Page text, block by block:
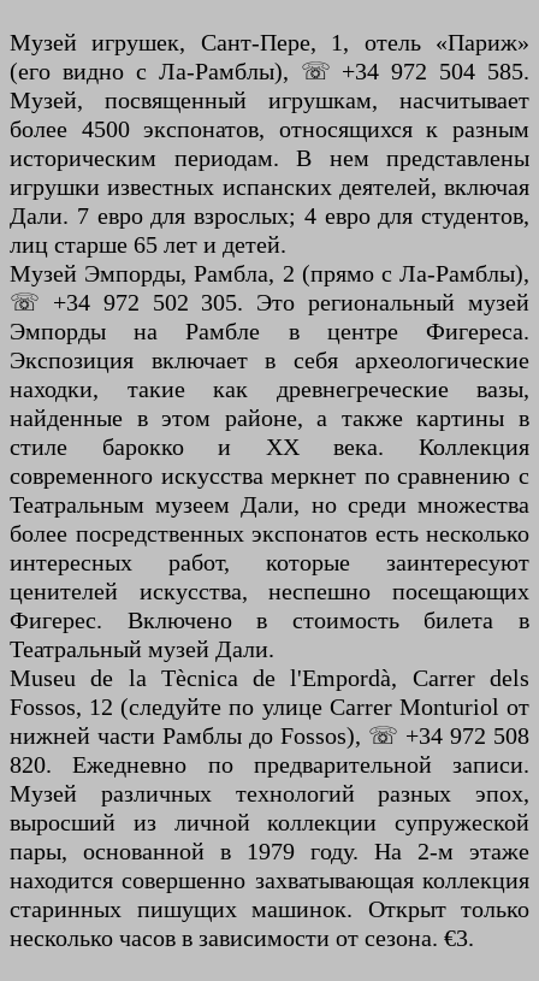
Музей игрушек, Сант-Пере, 1, отель «Париж»
(его видно с Ла-Рамблы), ☏ +34 972 504 585.
Музей, посвященный игрушкам, насчитывает
более 4500 экспонатов, относящихся к разным
историческим периодам. В нем представлены
игрушки известных испанских деятелей, включая
Дали. 7 евро для взрослых; 4 евро для студентов,
лиц старше 65 лет и детей.
Музей Эмпорды, Рамбла, 2 (прямо с Ла-Рамблы),
☏ +34 972 502 305. Это региональный музей
Эмпорды на Рамбле в центре Фигереса.
Экспозиция включает в себя археологические
находки, такие как древнегреческие вазы,
найденные в этом районе, а также картины в
стиле барокко и XX века. Коллекция
современного искусства меркнет по сравнению с
Театральным музеем Дали, но среди множества
более посредственных экспонатов есть несколько
интересных работ, которые заинтересуют
ценителей искусства, неспешно посещающих
Фигерес. Включено в стоимость билета в
Театральный музей Дали.
Museu de la Tècnica de l'Empordà, Carrer dels
Fossos, 12 (следуйте по улице Carrer Monturiol от
нижней части Рамблы до Fossos), ☏ +34 972 508
820. Ежедневно по предварительной записи.
Музей различных технологий разных эпох,
выросший из личной коллекции супружеской
пары, основанной в 1979 году. На 2-м этаже
находится совершенно захватывающая коллекция
старинных пишущих машинок. Открыт только
несколько часов в зависимости от сезона. €3.